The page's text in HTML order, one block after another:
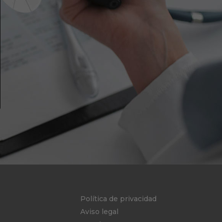
Política de privacidad
Aviso legal